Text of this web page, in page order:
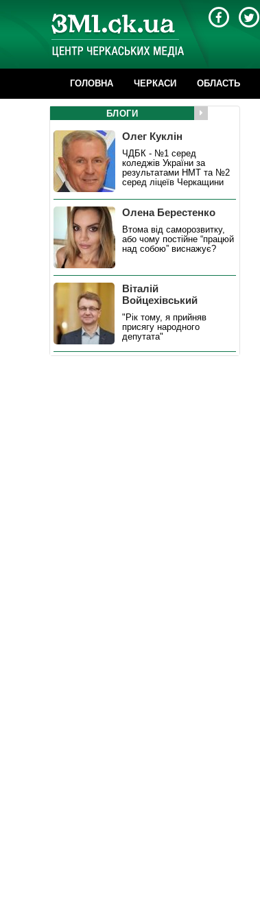
ГОЛОВНА ЧЕРКАСИ ОБЛАСТЬ
БЛОГИ
Олег Куклін
ЧДБК - №1 серед
коледжів України за
результатами НМТ та №2
серед ліцеїв Черкащини
Олена Берестенко
Втома від саморозвитку,
або чому постійне “працюй
над собою” виснажує?
Віталій
Войцехівський
"Рік тому, я прийняв
присягу народного
депутата"